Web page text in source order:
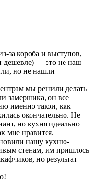
за короба и выступов,
дешевле) — это не наш
но не нашли
мы решили делать
замерщика, он все
именно такой, как
окончательно. Не
но кухня идеально
мне нравится.
нашу кухню-
стенам, им пришлось
но результат